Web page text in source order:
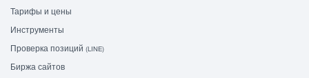
Тарифы и цены
Инструменты
Проверка позиций (LINE)
Биржа сайтов